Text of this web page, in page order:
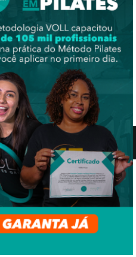
Ortopédica
com atletas profissionais ou
exigem grande
de causar sobrecargas,
Essa é uma das
os direitos reservados.